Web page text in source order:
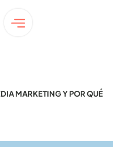
MARKETING Y POR QUÉ